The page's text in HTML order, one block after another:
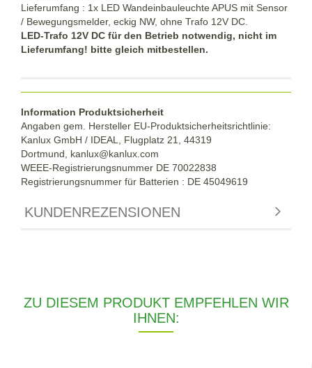
Lieferumfang : 1x LED Wandeinbauleuchte APUS mit Sensor
/ Bewegungsmelder, eckig NW, ohne Trafo 12V DC.
LED-Trafo 12V DC für den Betrieb notwendig, nicht im
Lieferumfang! bitte gleich mitbestellen.
Information Produktsicherheit
Angaben gem. Hersteller EU-Produktsicherheitsrichtlinie:
Kanlux GmbH / IDEAL, Flugplatz 21, 44319
Dortmund, kanlux@kanlux.com
WEEE-Registrierungsnummer DE 70022838
Registrierungsnummer für Batterien : DE 45049619
KUNDENREZENSIONEN
ZU DIESEM PRODUKT EMPFEHLEN WIR
IHNEN: